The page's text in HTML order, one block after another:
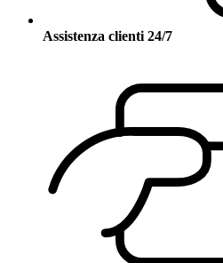
Assistenza clienti 24/7